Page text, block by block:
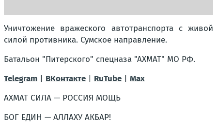
Уничтожение вражеского автотранспорта с живой
силой противника. Сумское направление.
Батальон "Питерского" спецназа "АХМАТ" МО РФ.
Telegram
ВКонтакте RuTube
Мах
АХМАТ СИЛА — РОССИЯ МОЩЬ
БОГ ЕДИН — АЛЛАХУ АКБАР!